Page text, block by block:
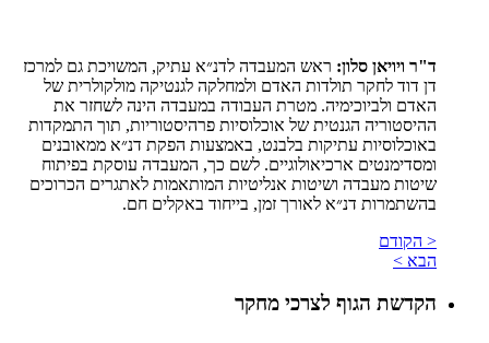
ד"ר ויויאן סלון: ראש המעבדה לדנ״א עתיק, המשויכת גם למרכז
דן דוד לחקר תולדות האדם ולמחלקה לגנטיקה מולקולרית של
האדם ולביוכימיה. מטרת העבודה במעבדה הינה לשחזר את
ההיסטוריה הגנטית של אוכלוסיות פרהיסטוריות, תוך התמקדות
באוכלוסיות עתיקות בלבנט, באמצעות הפקת דנ״א ממאובנים
ומסדימנטים ארכיאולוגיים. לשם כך, המעבדה עוסקת בפיתוח
שיטות מעבדה ושיטות אנליטיות המותאמות לאתגרים הכרוכים
בהשתמרות דנ״א לאורך זמן, בייחוד באקלים חם.
< הקודם
הבא >
הקדשת הגוף לצרכי מחקר